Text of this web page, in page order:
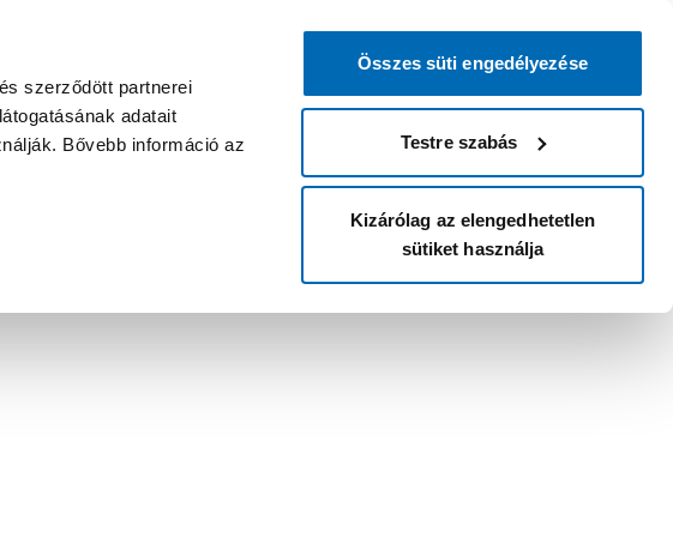
szerződött partnerei
adatait
Bővebb információ az
Összes süti engedélyezése
Testre szabás
Kizárólag az elengedhetetlen
sütiket használja